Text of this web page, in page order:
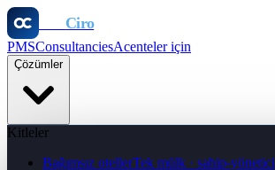
Ciro
PMSConsultanciesAcenteler için
Çözümler
Kitleler
Bağımsız otellerTek mülk · sahip-yönetici